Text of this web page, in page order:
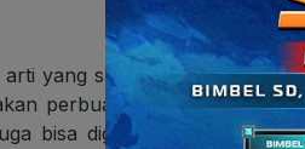
yang sama sepertiWilldan
perbuatan terencana di
bisa digunakan untuk